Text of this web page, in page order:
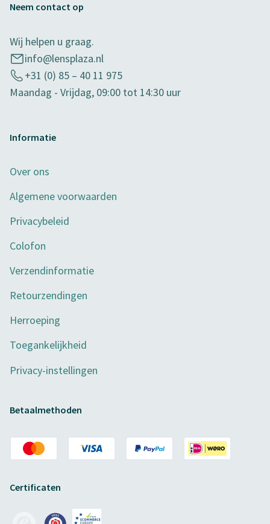
Neem contact op
Wij helpen u graag.
info@lensplaza.nl
+31 (0) 85 – 40 11 975
Maandag - Vrijdag, 09:00 tot 14:30 uur
Informatie
Over ons
Algemene voorwaarden
Privacybeleid
Colofon
Verzendinformatie
Retourzendingen
Herroeping
Toegankelijkheid
Privacy-instellingen
Betaalmethoden
Certificaten